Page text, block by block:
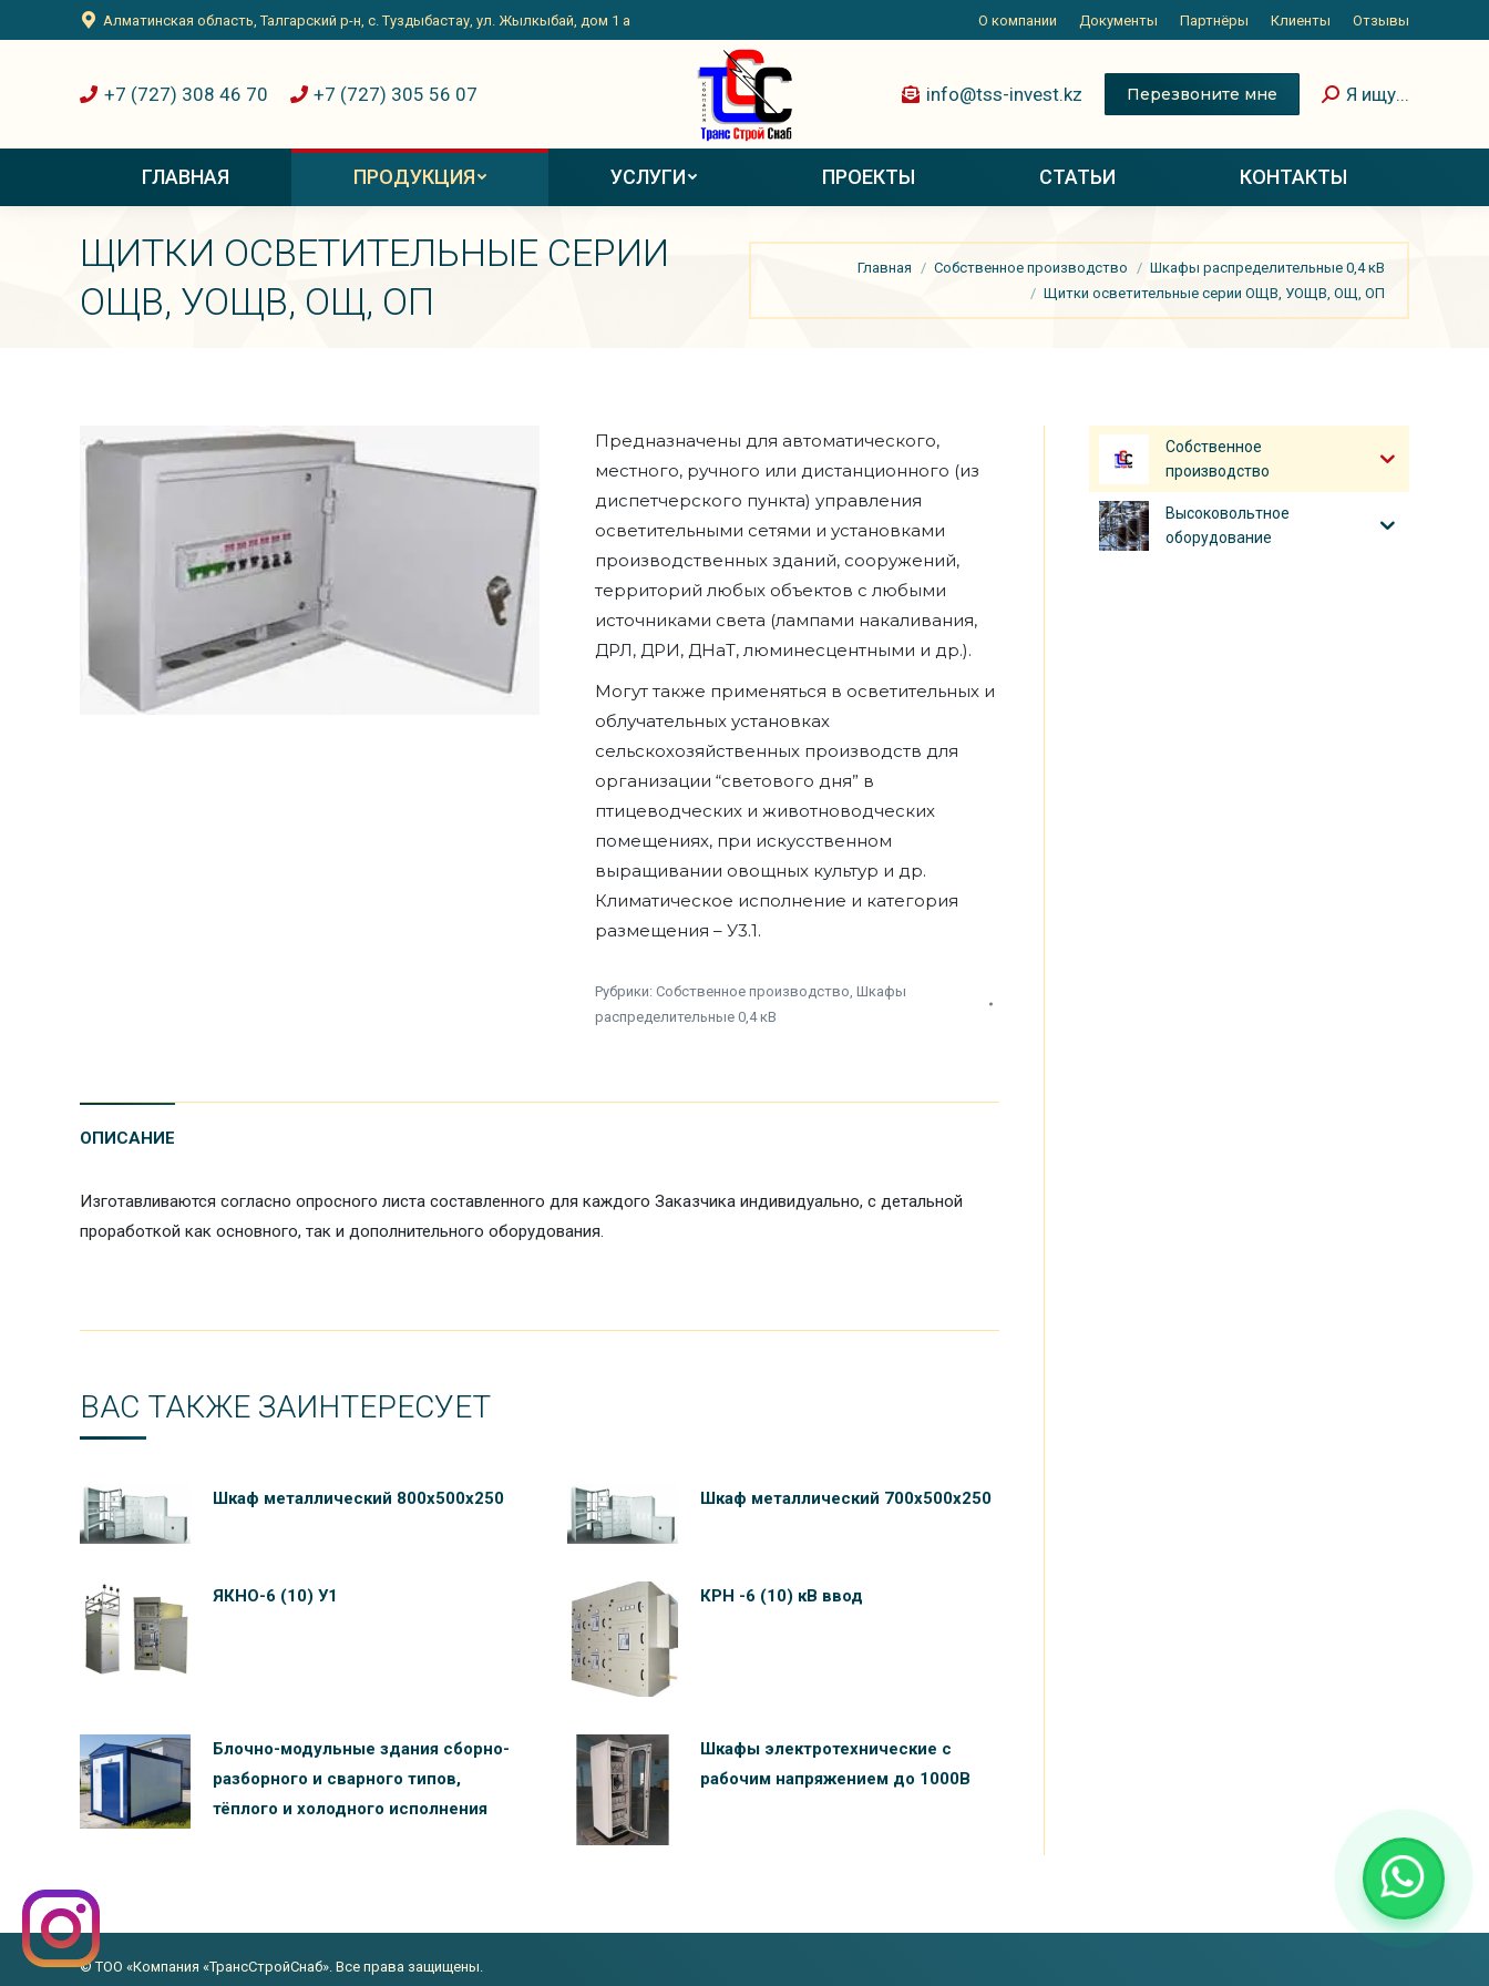
Алматинская область, Талгарский р-н, с. Туздыбастау, ул. Жылкыбай, дом 1 а О компании Документы Партнёры Клиенты Отзывы
+7 (727) 308 46 70 +7 (727) 305 56 07 info@tss-invest.kz Перезвоните мне Я ищу...
ГЛАВНАЯ ПРОДУКЦИЯ УСЛУГИ ПРОЕКТЫ СТАТЬИ КОНТАКТЫ
ЩИТКИ ОСВЕТИТЕЛЬНЫЕ СЕРИИ
ОЩВ, УОЩВ, ОЩ, ОП
Вы здесь:
Главная Собственное производство
Шкафы распределительные 0,4 кВ
Щитки осветительные серии ОЩВ, УОЩВ, ОЩ, ОП
Предназначены для автоматического,
местного, ручного или дистанционного (из
диспетчерского пункта) управления
осветительными сетями и установками
производственных зданий, сооружений,
территорий любых объектов с любыми
источниками света (лампами накаливания,
ДРЛ, ДРИ, ДНаТ, люминесцентными и др.).
Могут также применяться в осветительных и
облучательных установках
сельскохозяйственных производств для
организации “светового дня” в
птицеводческих и животноводческих
помещениях, при искусственном
выращивании овощных культур и др.
Климатическое исполнение и категория
размещения – У3.1.
Рубрики: Собственное производство, Шкафы
распределительные 0,4 кВ
ОПИСАНИЕ
Изготавливаются согласно опросного листа составленного для каждого Заказчика индивидуально, с детальной
проработкой как основного, так и дополнительного оборудования.
ВАС ТАКЖЕ ЗАИНТЕРЕСУЕТ
Шкаф металлический 800х500х250 Шкаф металлический 700х500х250
ЯКНО-6 (10) У1 КРН -6 (10) кВ ввод
Блочно-модульные здания сборно-
разборного и сварного типов,
тёплого и холодного исполнения
Шкафы электротехнические c
рабочим напряжением до 1000В
Собственное
производство
Высоковольтное
оборудование
© ТОО «Компания «ТрансСтройСнаб». Все права защищены.